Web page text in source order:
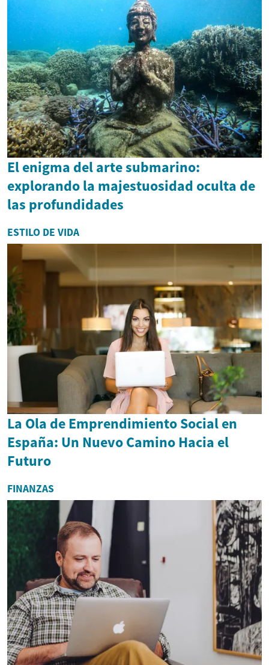
El enigma del arte submarino:
explorando la majestuosidad oculta de
las profundidades
ESTILO DE VIDA
La Ola de Emprendimiento Social en
España: Un Nuevo Camino Hacia el
Futuro
FINANZAS